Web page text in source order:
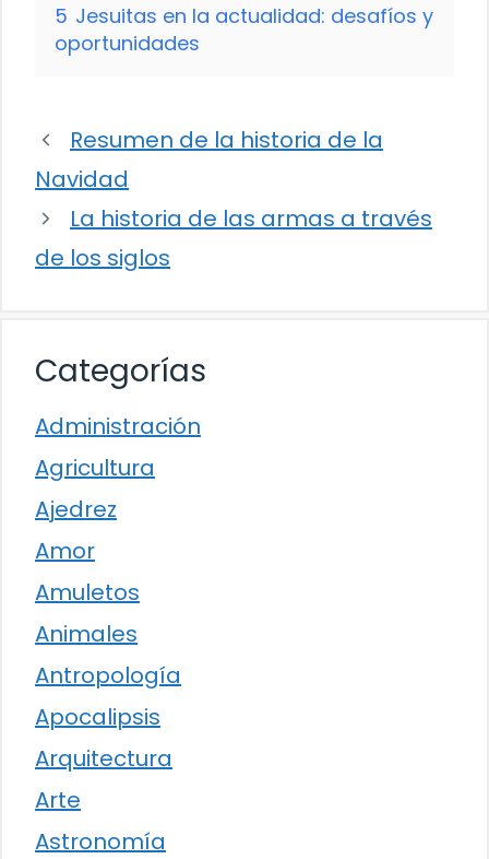
5 Jesuitas en la actualidad: desafíos y
oportunidades
Resumen de la historia de la
Navidad
La historia de las armas a través
de los siglos
Categorías
Administración
Agricultura
Ajedrez
Amor
Amuletos
Animales
Antropología
Apocalipsis
Arquitectura
Arte
Astronomía